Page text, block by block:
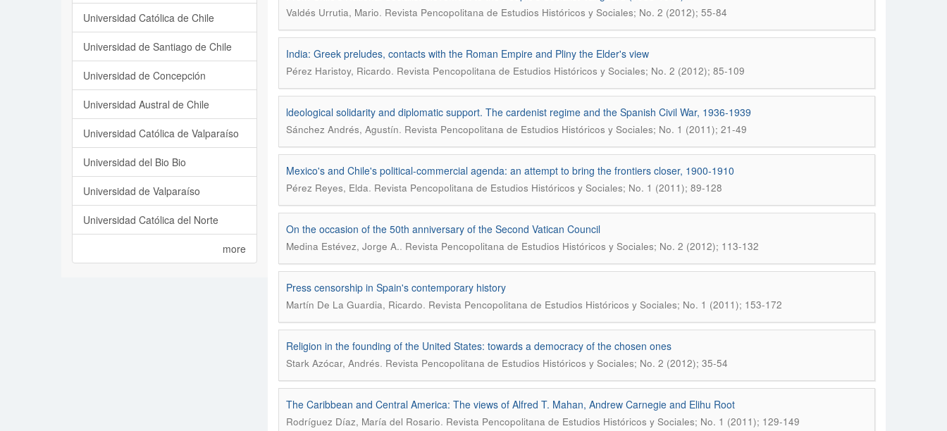
Valdés Urrutia, Mario. Revista Pencopolitana de Estudios Históricos y Sociales; No. 2 (2012); 55-84
India: Greek preludes, contacts with the Roman Empire and Pliny the Elder's view
Pérez Haristoy, Ricardo. Revista Pencopolitana de Estudios Históricos y Sociales; No. 2 (2012); 85-109
ldeological solidarity and diplomatic support. The cardenist regime and the Spanish Civil War, 1936-1939
Sánchez Andrés, Agustín. Revista Pencopolitana de Estudios Históricos y Sociales; No. 1 (2011); 21-49
Mexico's and Chile's political-commercial agenda: an attempt to bring the frontiers closer, 1900-1910
Pérez Reyes, Elda. Revista Pencopolitana de Estudios Históricos y Sociales; No. 1 (2011); 89-128
On the occasion of the 50th anniversary of the Second Vatican Council
Medina Estévez, Jorge A.. Revista Pencopolitana de Estudios Históricos y Sociales; No. 2 (2012); 113-132
Press censorship in Spain's contemporary history
Martín De La Guardia, Ricardo. Revista Pencopolitana de Estudios Históricos y Sociales; No. 1 (2011); 153-172
Religion in the founding of the United States: towards a democracy of the chosen ones
Stark Azócar, Andrés. Revista Pencopolitana de Estudios Históricos y Sociales; No. 2 (2012); 35-54
The Caribbean and Central America: The views of Alfred T. Mahan, Andrew Carnegie and Elihu Root
Rodríguez Díaz, María del Rosario. Revista Pencopolitana de Estudios Históricos y Sociales; No. 1 (2011); 129-149
Universidad Católica de Chile
Universidad de Santiago de Chile
Universidad de Concepción
Universidad Austral de Chile
Universidad Católica de Valparaíso
Universidad del Bio Bio
Universidad de Valparaíso
Universidad Católica del Norte
more